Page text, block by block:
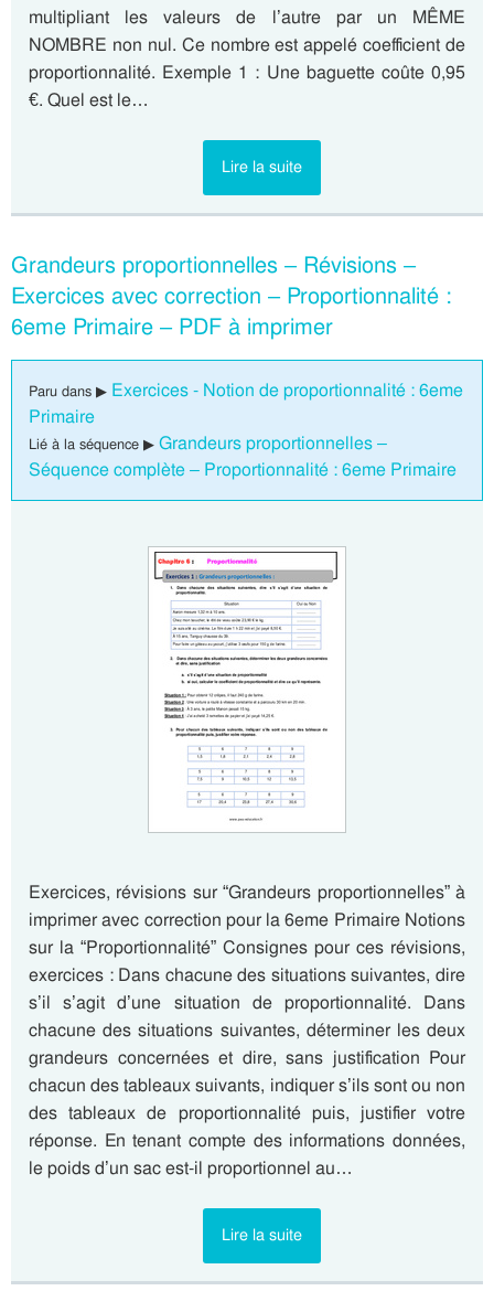
multipliant les valeurs de l’autre par un MÊME
NOMBRE non nul. Ce nombre est appelé coefficient de
proportionnalité. Exemple 1 : Une baguette coûte 0,95
€. Quel est le…
Lire la suite
Grandeurs proportionnelles – Révisions –
Exercices avec correction – Proportionnalité :
6eme Primaire – PDF à imprimer
Paru dans ▶ Exercices - Notion de proportionnalité : 6eme
Primaire
Lié à la séquence ▶ Grandeurs proportionnelles –
Séquence complète – Proportionnalité : 6eme Primaire
Exercices, révisions sur “Grandeurs proportionnelles” à
imprimer avec correction pour la 6eme Primaire Notions
sur la “Proportionnalité” Consignes pour ces révisions,
exercices : Dans chacune des situations suivantes, dire
s’il s’agit d’une situation de proportionnalité. Dans
chacune des situations suivantes, déterminer les deux
grandeurs concernées et dire, sans justification Pour
chacun des tableaux suivants, indiquer s’ils sont ou non
des tableaux de proportionnalité puis, justifier votre
réponse. En tenant compte des informations données,
le poids d’un sac est-il proportionnel au…
Lire la suite